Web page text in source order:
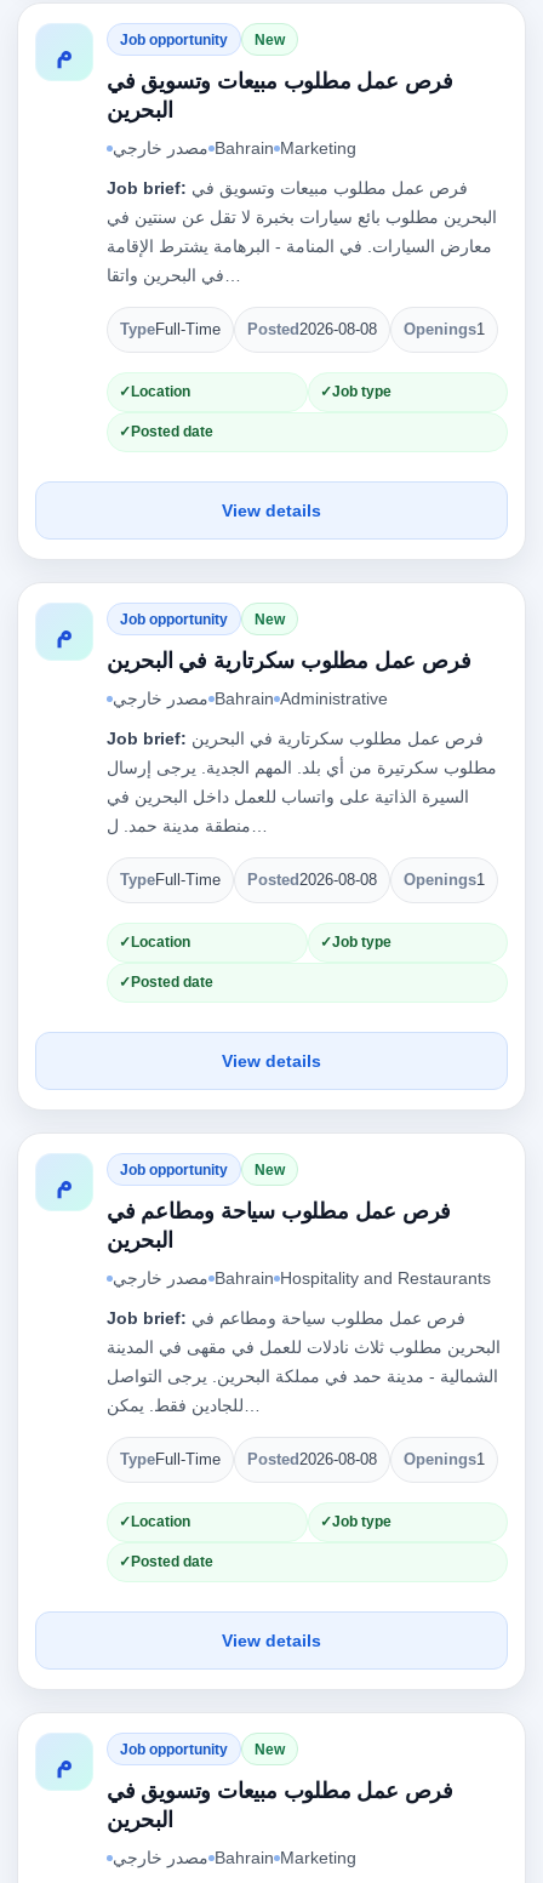
م Job opportunity New
فرص عمل مطلوب مبيعات وتسويق في
البحرين
مصدر خارجي Bahrain Marketing
Job brief:
البحرين مطلوب بائع سيارات بخبرة لا تقل عن سنتين في
معارض السيارات. في المنامة - البرهامة يشترط الإقامة
TypeFull-Time Posted2026-08-08 Openings1
Location Job type
Posted date
View details
م Job opportunity New
فرص عمل مطلوب سكرتارية في البحرين
مصدر خارجي Bahrain Administrative
Job brief:
مطلوب سكرتيرة من أي بلد. المهم الجدية. يرجى إرسال
السيرة الذاتية على واتساب للعمل داخل البحرين في
TypeFull-Time Posted2026-08-08 Openings1
Location Job type
Posted date
View details
م Job opportunity New
فرص عمل مطلوب سياحة ومطاعم في
البحرين
مصدر خارجي Bahrain Hospitality and Restaurants
Job brief:
البحرين مطلوب ثلاث نادلات للعمل في مقهى في المدينة
الشمالية - مدينة حمد في مملكة البحرين. يرجى التواصل
TypeFull-Time Posted2026-08-08 Openings1
Location Job type
Posted date
View details
م Job opportunity New
فرص عمل مطلوب مبيعات وتسويق في
البحرين
مصدر خارجي Bahrain Marketing